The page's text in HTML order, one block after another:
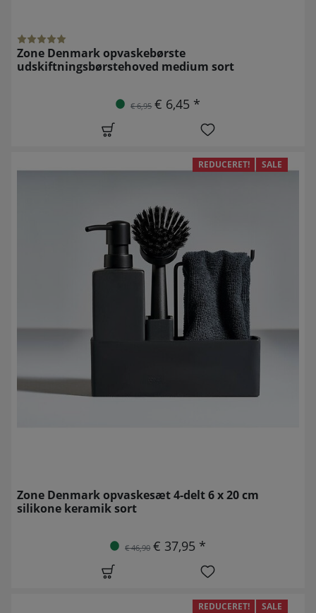
Zone Denmark opvaskebørste
udskiftningsbørstehoved medium sort
€ 6,95 € 6,45 *
REDUCERET! SALE
Zone Denmark opvaskesæt 4-delt 6 x 20 cm
silikone keramik sort
€ 46,90 € 37,95 *
REDUCERET! SALE